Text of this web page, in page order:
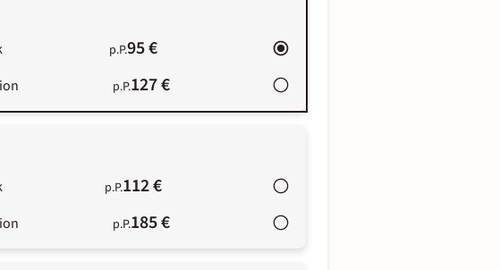
p.P.95 €
p.P.127 €
p.P.112 €
p.P.185 €